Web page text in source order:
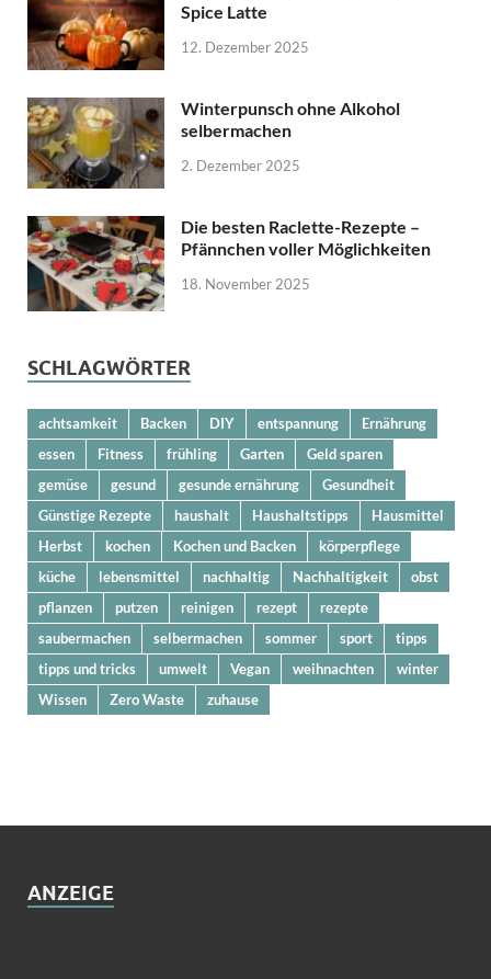
Spice Latte
12. Dezember 2025
Winterpunsch ohne Alkohol
selbermachen
2. Dezember 2025
Die besten Raclette-Rezepte –
Pfännchen voller Möglichkeiten
18. November 2025
SCHLAGWÖRTER
achtsamkeit Backen DIY entspannung
Ernährung
essen
Fitness frühling Garten
Geld sparen
gemüse
gesund gesunde ernährung
Gesundheit
Günstige Rezepte
haushalt Haushaltstipps
Hausmittel
Herbst
kochen Kochen und Backen
körperpflege
küche
lebensmittel nachhaltig Nachhaltigkeit
obst
pflanzen
putzen reinigen rezept
rezepte
saubermachen
selbermachen sommer sport
tipps
tipps und tricks
umwelt Vegan weihnachten
winter
Wissen
Zero Waste zuhause
ANZEIGE